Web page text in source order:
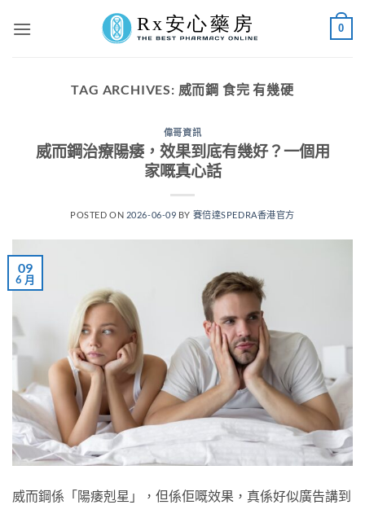
0
TAG ARCHIVES: 威而鋼 食完 有幾硬
偉哥資訊
威而鋼治療陽痿，效果到底有幾好？一個用
家嘅真心話
POSTED ON 2026-06-09 BY 賽倍達SPEDRA香港官方
09
6 月
威而鋼係「陽痿剋星」，但係佢嘅效果，真係好似廣告講到